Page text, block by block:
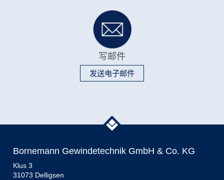
写邮件
发送电子邮件
Bornemann Gewindetechnik GmbH & Co. KG
Klus 3
31073 Delligsen